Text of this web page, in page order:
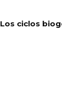
Los ciclos